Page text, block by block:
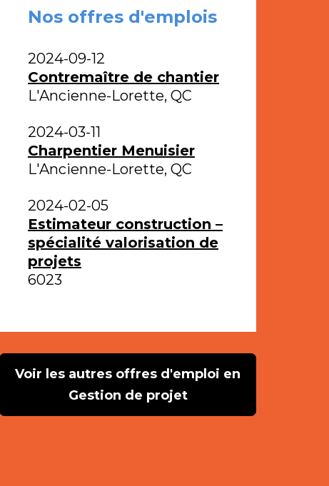
Nos offres d'emplois
2024-09-12
Contremaître de chantier
L'Ancienne-Lorette, QC
2024-03-11
Charpentier Menuisier
L'Ancienne-Lorette, QC
2024-02-05
Estimateur construction –
spécialité valorisation de
projets
6023
Voir les autres offres d'emploi en
Gestion de projet